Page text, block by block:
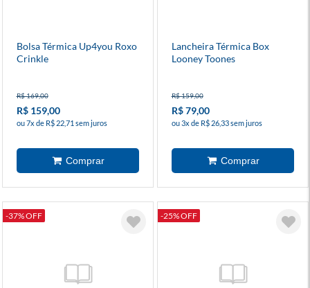
Bolsa Térmica Up4you Roxo
Crinkle
R$ 169,00
R$ 159,00
ou 7x de R$ 22,71 sem juros
Lancheira Térmica Box
Looney Toones
R$ 159,00
R$ 79,00
ou 3x de R$ 26,33 sem juros
-37% OFF -25% OFF